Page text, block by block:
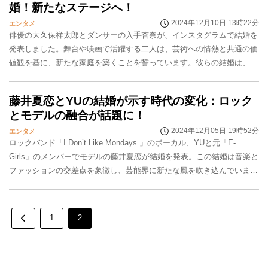
婚！新たなステージへ！
エンタメ 2024年12月10日 13時22分
俳優の大久保祥太郎とダンサーの入手杏奈が、インスタグラムで結婚を
発表しました。舞台や映画で活躍する二人は、芸術への情熱と共通の価
値観を基に、新たな家庭を築くことを誓っています。彼らの結婚は、今
藤井夏恋とYUの結婚が示す時代の変化：ロック
とモデルの融合が話題に！
エンタメ 2024年12月05日 19時52分
ロックバンド「I Don’t Like Mondays.」のボーカル、YUと元「E-
Girls」のメンバーでモデルの藤井夏恋が結婚を発表。この結婚は音楽と
ファッションの交差点を象徴し、芸能界に新たな風を吹き込んでいま
1 2